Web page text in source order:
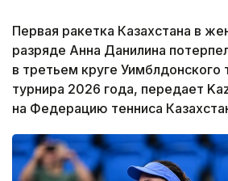
Первая ракетка Казахстана в
разряде Анна Данилина
в третьем круге Уимблдонского
турнира 2026 года, передает
на Федерацию тенниса